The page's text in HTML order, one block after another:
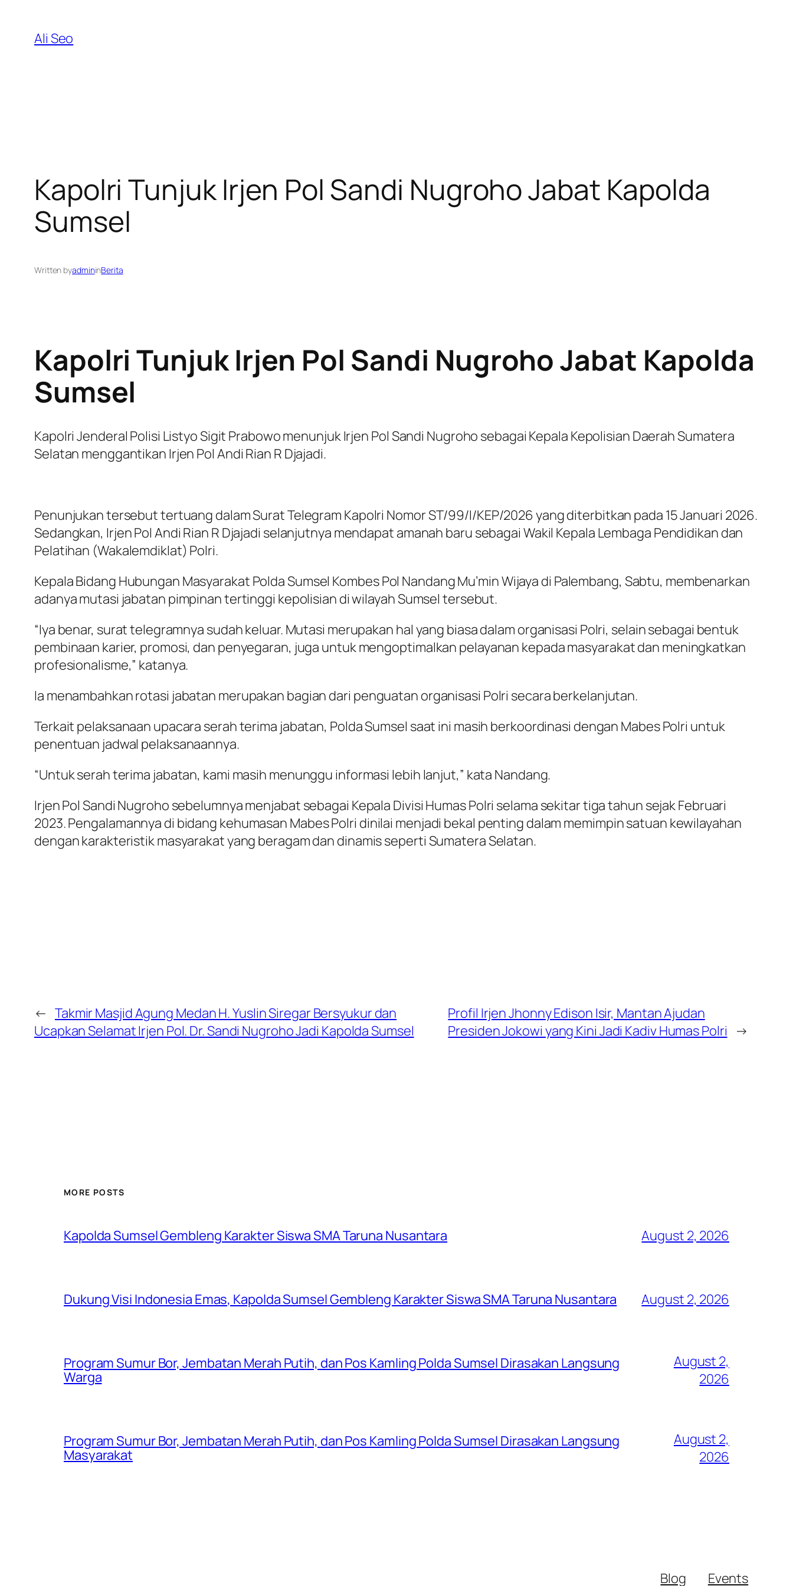
content
Ali Seo
Kapolri Tunjuk Irjen Pol Sandi Nugroho Jabat Kapolda
Sumsel
Written byadmininBerita
Kapolri Tunjuk Irjen Pol Sandi Nugroho Jabat Kapolda
Sumsel
Kapolri Jenderal Polisi Listyo Sigit Prabowo menunjuk Irjen Pol Sandi Nugroho sebagai Kepala Kepolisian Daerah Sumatera
Selatan menggantikan Irjen Pol Andi Rian R Djajadi.
Penunjukan tersebut tertuang dalam Surat Telegram Kapolri Nomor ST/99/I/KEP/2026 yang diterbitkan pada 15 Januari 2026.
Sedangkan, Irjen Pol Andi Rian R Djajadi selanjutnya mendapat amanah baru sebagai Wakil Kepala Lembaga Pendidikan dan
Pelatihan (Wakalemdiklat) Polri.
Kepala Bidang Hubungan Masyarakat Polda Sumsel Kombes Pol Nandang Mu’min Wijaya di Palembang, Sabtu, membenarkan
adanya mutasi jabatan pimpinan tertinggi kepolisian di wilayah Sumsel tersebut.
“Iya benar, surat telegramnya sudah keluar. Mutasi merupakan hal yang biasa dalam organisasi Polri, selain sebagai bentuk
pembinaan karier, promosi, dan penyegaran, juga untuk mengoptimalkan pelayanan kepada masyarakat dan meningkatkan
profesionalisme,” katanya.
Ia menambahkan rotasi jabatan merupakan bagian dari penguatan organisasi Polri secara berkelanjutan.
Terkait pelaksanaan upacara serah terima jabatan, Polda Sumsel saat ini masih berkoordinasi dengan Mabes Polri untuk
penentuan jadwal pelaksanaannya.
“Untuk serah terima jabatan, kami masih menunggu informasi lebih lanjut,” kata Nandang.
Irjen Pol Sandi Nugroho sebelumnya menjabat sebagai Kepala Divisi Humas Polri selama sekitar tiga tahun sejak Februari
2023. Pengalamannya di bidang kehumasan Mabes Polri dinilai menjadi bekal penting dalam memimpin satuan kewilayahan
dengan karakteristik masyarakat yang beragam dan dinamis seperti Sumatera Selatan.
← Takmir Masjid Agung Medan H. Yuslin Siregar Bersyukur dan
Ucapkan Selamat Irjen Pol. Dr. Sandi Nugroho Jadi Kapolda Sumsel
Profil Irjen Jhonny Edison Isir, Mantan Ajudan
Presiden Jokowi yang Kini Jadi Kadiv Humas Polri →
MORE POSTS
Kapolda Sumsel Gembleng Karakter Siswa SMA Taruna Nusantara August 2, 2026
Dukung Visi Indonesia Emas, Kapolda Sumsel Gembleng Karakter Siswa SMA Taruna Nusantara August 2, 2026
Program Sumur Bor, Jembatan Merah Putih, dan Pos Kamling Polda Sumsel Dirasakan Langsung
Warga
August 2,
2026
Program Sumur Bor, Jembatan Merah Putih, dan Pos Kamling Polda Sumsel Dirasakan Langsung
Masyarakat
August 2,
2026
Blog Events